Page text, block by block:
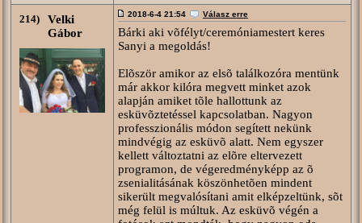
214)
Velki
Gábor
2018-6-4 21:54 Válasz erre
Bárki aki võfélyt/ceremóniamestert keres
Sanyi a megoldás!
Elõször amikor az elsõ találkozóra mentünk
már akkor kilóra megvett minket azok
alapján amiket tõle hallottunk az
esküvõztetéssel kapcsolatban. Nagyon
professzionális módon segített nekünk
mindvégig az esküvõ alatt. Nem egyszer
kellett változtatni az elõre eltervezett
programon, de végeredményképp az õ
zsenialitásának köszönhetõen mindent
sikerült megvalósítani amit elképzeltünk, sõt
még felül is múltuk. Az esküvõ végén a